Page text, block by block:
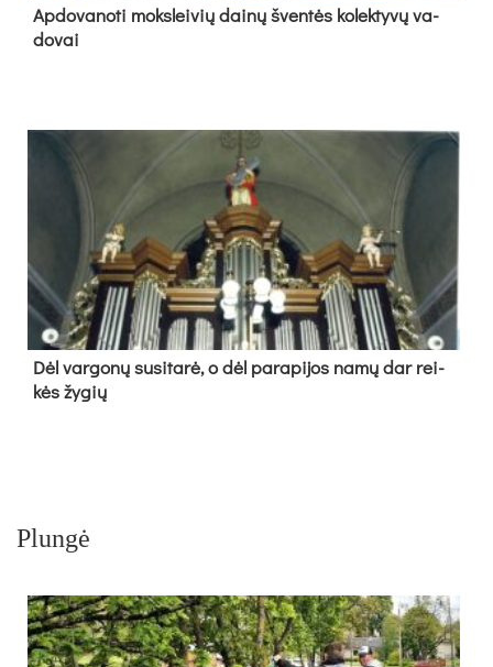
Ap­do­va­no­ti moks­lei­vių dai­nų šven­tės ko­lek­ty­vų va­
do­vai
Dėl var­go­nų su­si­ta­rė, o dėl pa­ra­pi­jos na­mų dar rei­
kės žy­gių
Plungė